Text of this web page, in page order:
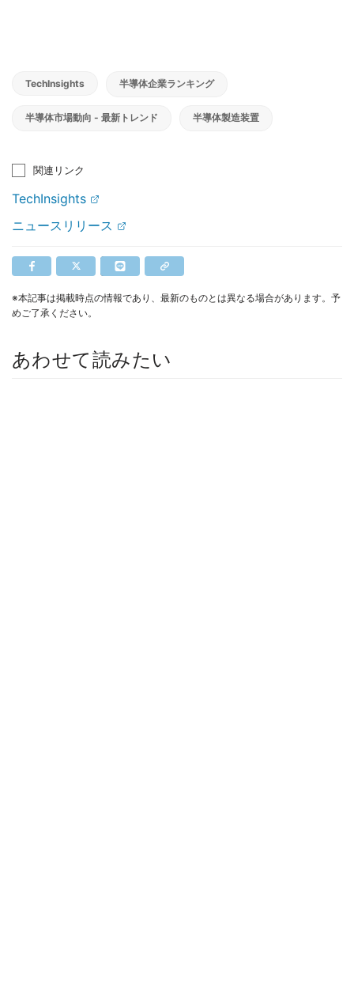
TechInsights 半導体企業ランキング
半導体市場動向 - 最新トレンド 半導体製造装置
関連リンク
TechInsights
ニュースリリース
※本記事は掲載時点の情報であり、最新のものとは異なる場合があります。予
めご了承ください。
あわせて読みたい